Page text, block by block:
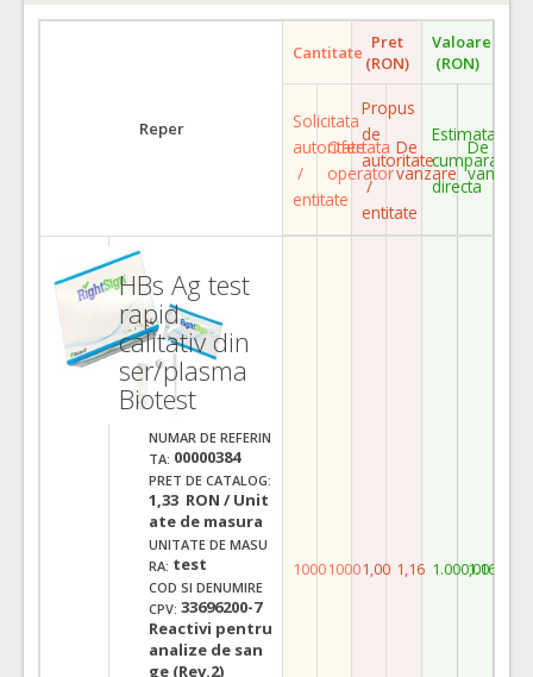
Reper
Cantitate Pret
(RON)
Valoare
(RON)
Solicitata
autoritate
/
entitate
Ofertata
operator
Propus
de
autoritate
/
entitate
De
vanzare
Estimata
cumparare
directa
De
vanzare
HBs Ag test
rapid
calitativ din
ser/plasma
Biotest
NUMAR DE REFERIN
TA: 00000384
PRET DE CATALOG:
1,33 RON / Unit
ate de masura
UNITATE DE MASU
RA: test
COD SI DENUMIRE
CPV: 33696200-7
Reactivi pentru
analize de san
ge (Rev.2)
100010001,00 1,16 1.000,001.160,00